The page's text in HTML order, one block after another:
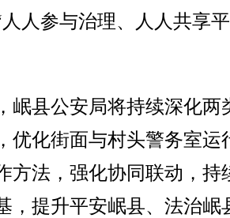
人参与治理、人人共享
县公安局将持续深化两
优化街面与村头警务室运
方法，强化协同联动，持
，提升平安岷县、法治岷